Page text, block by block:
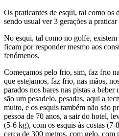
Os praticantes de esqui, tal como os
sendo usual ver 3 gerações a
No esqui, tal como no golfe, existem
ficam por responder mesmo aos
fenómenos.
Começamos pelo frio, sim, faz frio
que estejamos, faz frio, nas mãos,
parados nos bares nas pistas a
são um pesadelo, pesadas, aqui a
muito, e os esquis também não são
pessoa de 70 anos, a sair do hotel,
(5-6 kg), com os esquis às costas (7-
cerca de 300 metros, com gelo, com